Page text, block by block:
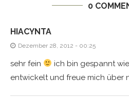
0
HIACYNTA
Dezember 28, 2012 - 00:25
sehr fein
ich bin gespannt
entwickelt und freue mich über